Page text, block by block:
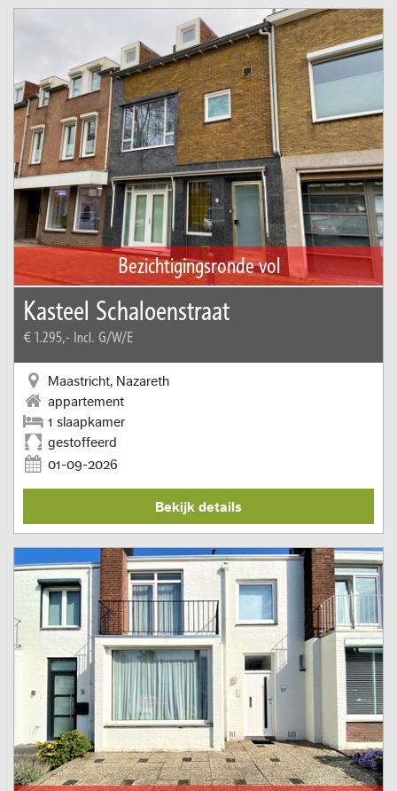
Bezichtigingsronde vol
Kasteel Schaloenstraat
€ 1.295,- Incl. G/W/E
Maastricht, Nazareth
appartement
1 slaapkamer
gestoffeerd
01-09-2026
Bekijk details